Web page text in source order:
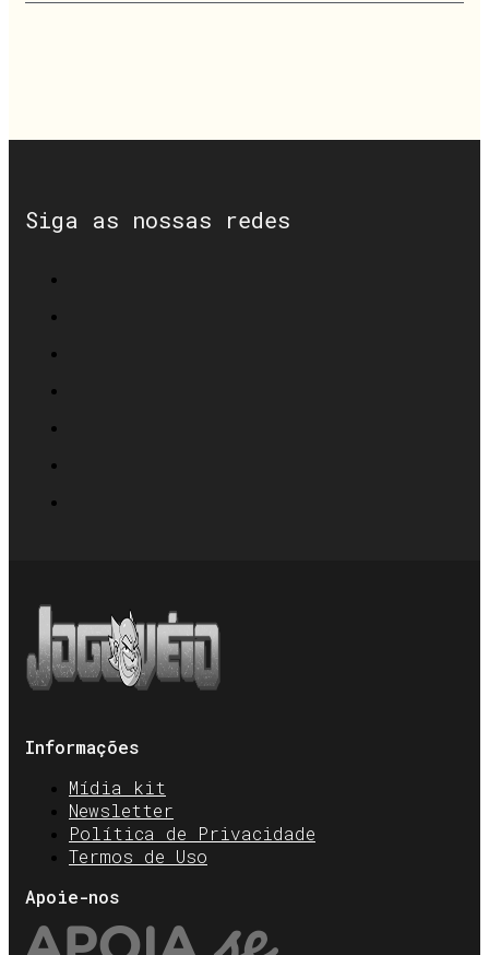
Siga as nossas redes
Informações
Mídia kit
Newsletter
Política de Privacidade
Termos de Uso
Apoie-nos